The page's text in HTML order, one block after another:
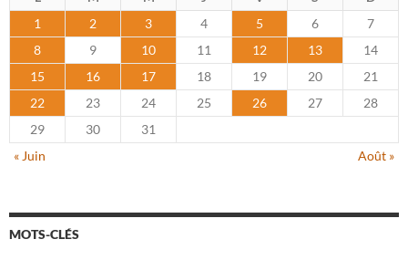
1
2 3 4 5 6
7
8
9 10 11 12 13
14
15
16 17 18 19 20
21
22
23 24 25 26 27
28
29
30
31
« Juin
Août »
MOTS-CLÉS